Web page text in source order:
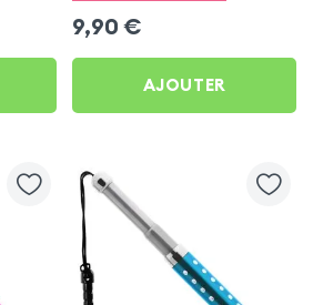
9,90 €
AJOUTER